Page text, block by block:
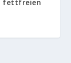
fettfreien